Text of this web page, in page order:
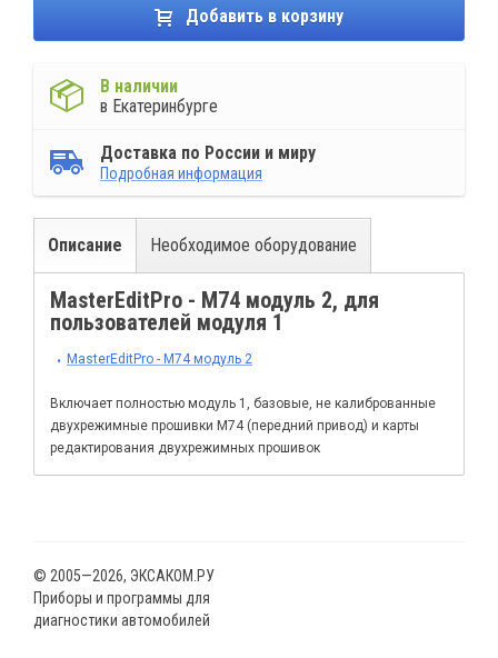
Добавить в корзину
В наличии
в Екатеринбурге
Доставка по России и миру
Подробная информация
Описание Необходимое оборудование
MasterEditPro - М74 модуль 2, для
пользователей модуля 1
MasterEditPro - М74 модуль 2
Включает полностью модуль 1, базовые, не калиброванные
двухрежимные прошивки М74 (передний привод) и карты
редактирования двухрежимных прошивок
© 2005—2026, ЭКСАКОМ.РУ
Приборы и программы для
диагностики автомобилей